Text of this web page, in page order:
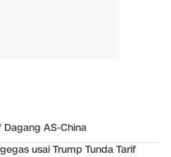
Dagang AS-China
usai Trump Tunda Tarif